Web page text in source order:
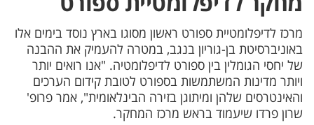
מרכז לדיפלומטיית ספורט ראשון מסוגו בארץ נוסד בימים אלו
באוניברסיטת בן-גוריון בנגב, במטרה להעמיק את ההבנה
של יחסי הגומלין בין ספורט לדיפלומטיה. "אנו רואים יותר
ויותר מדינות המשתמשות בספורט לטובת קידום הערכים
והאינטרסים שלהן ומיתוגן בזירה הבינלאומית", אמר פרופ'
שרון פרדו שיעמוד בראש מרכז המחקר.